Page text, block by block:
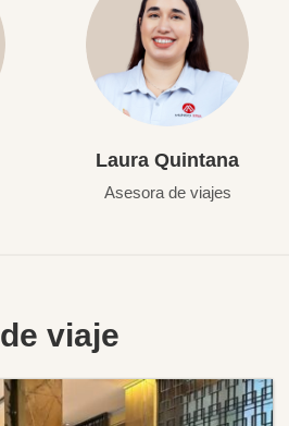
Laura Quintana
Asesora de viajes
de viaje